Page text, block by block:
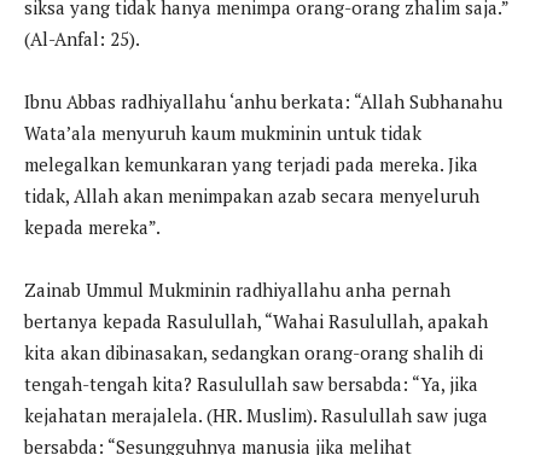
siksa yang tidak hanya menimpa orang-orang zhalim saja.”
(Al-Anfal: 25).
Ibnu Abbas radhiyallahu ‘anhu berkata: “Allah Subhanahu
Wata’ala menyuruh kaum mukminin untuk tidak
melegalkan kemunkaran yang terjadi pada mereka. Jika
tidak, Allah akan menimpakan azab secara menyeluruh
kepada mereka”.
Zainab Ummul Mukminin radhiyallahu anha pernah
bertanya kepada Rasulullah, “Wahai Rasulullah, apakah
kita akan dibinasakan, sedangkan orang-orang shalih di
tengah-tengah kita? Rasulullah saw bersabda: “Ya, jika
kejahatan merajalela. (HR. Muslim). Rasulullah saw juga
bersabda: “Sesungguhnya manusia jika melihat